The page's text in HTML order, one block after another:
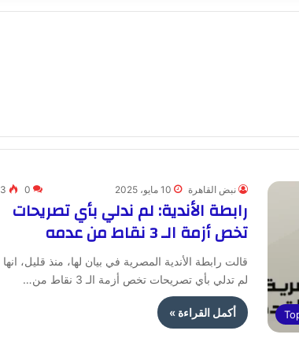
نبض القاهرة 10 مايو، 2025 0
3
رابطة الأندية: لم ندلي بأي تصريحات
تخص أزمة الـ 3 نقاط من عدمه
قالت رابطة الأندية المصرية في بيان لها، منذ قليل، انها
لم تدلي بأي تصريحات تخص أزمة الـ 3 نقاط من…
أكمل القراءة »